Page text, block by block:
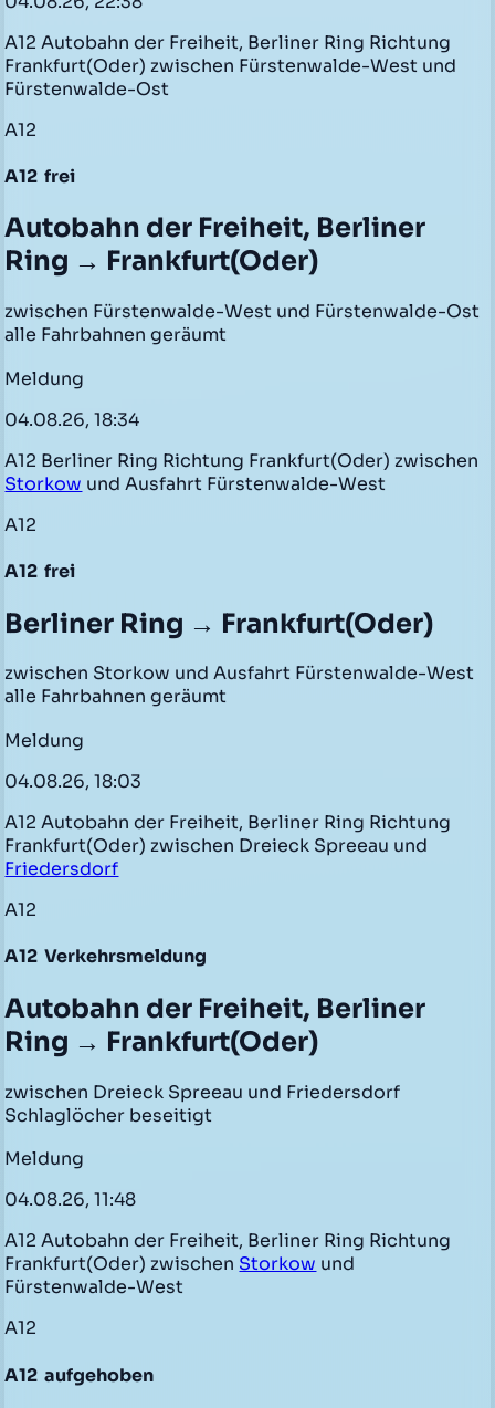
A12 Autobahn der Freiheit, Berliner Ring Richtung
Frankfurt(Oder) zwischen Fürstenwalde-West und
Fürstenwalde-Ost
A12
A12 frei
Autobahn der Freiheit, Berliner
Ring → Frankfurt(Oder)
zwischen Fürstenwalde-West und Fürstenwalde-Ost
alle Fahrbahnen geräumt
Meldung
04.08.26, 18:34
A12 Berliner Ring Richtung Frankfurt(Oder) zwischen
Storkow und Ausfahrt Fürstenwalde-West
A12
A12 frei
Berliner Ring → Frankfurt(Oder)
zwischen Storkow und Ausfahrt Fürstenwalde-West
alle Fahrbahnen geräumt
Meldung
04.08.26, 18:03
A12 Autobahn der Freiheit, Berliner Ring Richtung
Frankfurt(Oder) zwischen Dreieck Spreeau und
Friedersdorf
A12
A12 Verkehrsmeldung
Autobahn der Freiheit, Berliner
Ring → Frankfurt(Oder)
zwischen Dreieck Spreeau und Friedersdorf
Schlaglöcher beseitigt
Meldung
04.08.26, 11:48
A12 Autobahn der Freiheit, Berliner Ring Richtung
Frankfurt(Oder) zwischen Storkow und
Fürstenwalde-West
A12
A12 aufgehoben